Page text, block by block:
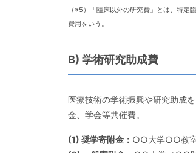
（※5）「臨床以外の研究費」とは、特
費用をいう。
B) 学術研究助成費
医療技術の学術振興や研究助成
金、学会等共催費。
(1) 奨学寄附金： ○○大学○○教